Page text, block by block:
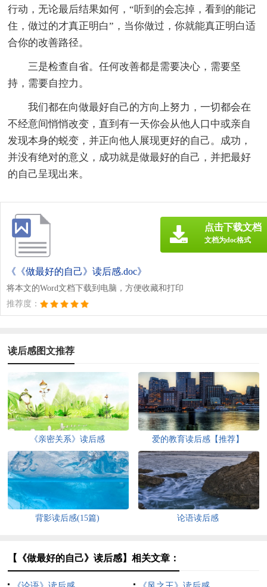
行动，无论最后结果如何，“听到的会忘掉，看到的能记
住，做过的才真正明白”，当你做过，你就能真正明白适
合你的改善路径。
三是检查自省。任何改善都是需要决心，需要坚
持，需要自控力。
我们都在向做最好自己的方向上努力，一切都会在
不经意间悄悄改变，直到有一天你会从他人口中或亲自
发现本身的蜕变，并正向他人展现更好的自己。成功，
并没有绝对的意义，成功就是做最好的自己，并把最好
的自己呈现出来。
《《做最好的自己》读后感.doc》
将本文的Word文档下载到电脑，方便收藏和打印
推荐度：
点击下载文档
文档为doc格式
读后感图文推荐
《亲密关系》读后感 爱的教育读后感【推荐】
背影读后感(15篇) 论语读后感
【《做最好的自己》读后感】相关文章：